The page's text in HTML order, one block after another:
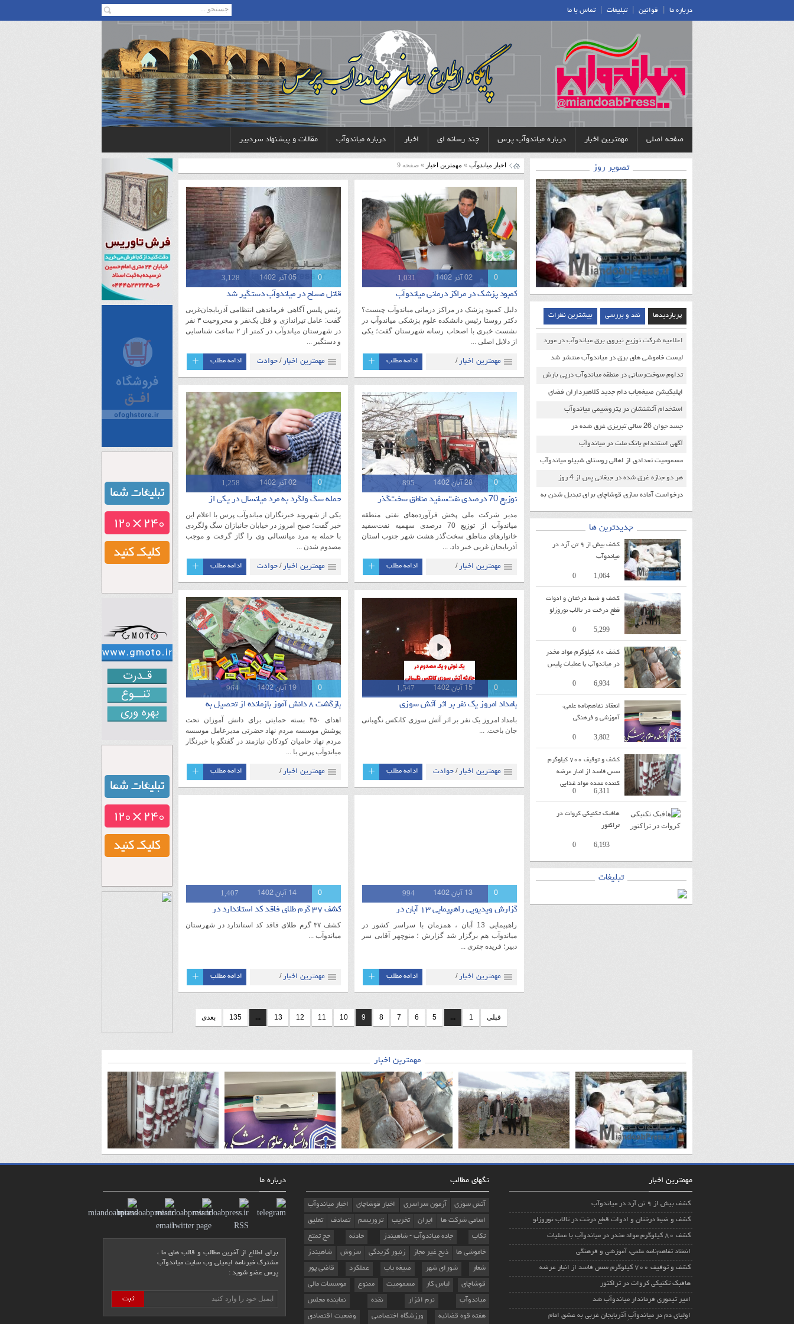
درباره ما قوانین |تبلیغات |تماس با ما
صفحه اصلی مهمترین اخبار درباره میاندوآب پرس چند رسانه ای اخبار درباره میاندوآب مقالات و پیشنهاد سردبیر
تصویر روز
پربازدیدها نقد و بررسی بیشترین نظرات
اعلاعیه شرکت توزیع نیروی برق میاندوآب در مورد
خاموشی های اخیر
لیست خاموشی های برق در میاندوآب منتشر شد
تداوم سوخت‌رسانی در منطقه میاندوآب درپی بارش
سنگین برف
اپلیکیشن صیغه‌‌یاب دام جدید کلاهبرداران فضای
مجازی
استخدام آتشنشان در پتروشیمی میاندوآب
جسد جوان 26 سالی تبریزی غرق شده در
جیغاتی(زرینه رود) از آب بیرون کشیده شد
آگهی استخدام بانک ملت در میاندوآب
مسمومیت تعدادی از اهالی روستای شبیلو میاندوآب
صحت داشت
هر دو جنازه غرق شده در جیغاتی پس از 4 روز
جستجو پیدا شد
درخواست آماده سازی قوشاچای برای تبدیل شدن به
منطقه ویژه اقتصادی
جدیدترین ها
کشف بیش از ۹ تن آرد در
میاندوآب
1,064
0
کشف و ضبط درختان و ادوات
قطع درخت در تالاب نوروزلو
5,299
0
کشف ۸۰ کیلوگرم مواد مخدر
در میاندوآب با عملیات پلیس
6,934
0
انعقاد تفاهم‌نامه علمی،
آموزشی و فرهنگی
3,802
0
کشف و توقیف ۷۰۰ کیلوگرم
سس فاسد از انبار عرضه
کننده عمده مواد غذایی
6,311
0
هافبک تکنیکی کروات در
تراکتور
6,193
0
تبلیغات
اخبار میاندوآب » مهمترین اخبار » صفحه 9
0 05 آذر 1402 3,128
قاتل مسلح در میاندوآب دستگیر شد
رئیس پلیس آگاهی فرماندهی انتظامی آذربایجان‌غربی
گفت: عامل تیراندازی و قتل یک‌نفر و مجروحیت ۳ نفر
در شهرستان میاندوآب در کمتر از ۲ ساعت شناسایی
و دستگیر ...
مهمترین اخبار / حوادث
/میاندوآب/آذربایجان
غربی
ادامه مطلب +
0 02 آذر 1402 1,031
کمبود پزشک در مراکز درمانی میاندوآب
دلیل کمبود پزشک در مراکز درمانی میاندوآب چیست؟
دکتر روستا رئیس دانشکده علوم پزشکی میاندوآب در
نشست خبری با اصحاب رسانه شهرستان گفت؛ یکی
از دلایل اصلی ...
مهمترین اخبار /
میاندوآب/آذربایجان
غربی
ادامه مطلب +
0 02 آذر 1402 1,258
حمله سگ ولگرد به مرد میانسال در یکی از
یکی از شهروند خبرنگاران میاندوآب پرس با اعلام این
خبر گفت؛ صبح امروز در خیابان جانبازان سگ ولگردی
با حمله به مرد میانسالی وی را گاز گرفت و موجب
مصدوم شدن ...
مهمترین اخبار / حوادث
/میاندوآب/آذربایجان
غربی
ادامه مطلب +
0 28 آبان 1402 895
توزیع 70 درصدی نفت‌سفید مناطق سخت‌گذر
مدیر شرکت ملی پخش فرآورده‌های نفتی منطقه
میاندوآب از توزیع 70 درصدی سهمیه نفت‌سفید
خانوارهای مناطق سخت‌گذر هشت شهر جنوب استان
آذربایجان غربی خبر داد. ...
مهمترین اخبار /
میاندوآب/آذربایجان
غربی
ادامه مطلب +
0 19 آبان 1402 964
بازگشت ۸ دانش آموز بازمانده از تحصیل به
اهدای ۳۵۰ بسته حمایتی برای دانش آموزان تحت
پوشش موسسه مردم نهاد حضرتی مدیرعامل موسسه
مردم نهاد حامیان کودکان نیازمند در گفتگو با خبرنگار
میاندوآب پرس با ...
مهمترین اخبار /
میاندوآب/آذربایجان
ادامه مطلب +
0 15 آبان 1402 1,547
بامداد امروز یک نفر بر اثر آتش سوزی
بامداد امروز یک نفر بر اثر آتش سوزی کانکس نگهبانی
جان باخت. ...
مهمترین اخبار / حوادث
/میاندوآب/آذربایجان
ادامه مطلب +
0 14 آبان 1402 1,407
کشف ۳۷ گرم طلای فاقد کد استاندارد در
کشف ۳۷ گرم طلای فاقد کد استاندارد در شهرستان
میاندوآب ...
مهمترین اخبار /
میاندوآب/آذربایجان
غربی
ادامه مطلب +
0 13 آبان 1402 994
گزارش ویدیویی راهپیمایی ۱۳ آبان در
راهپیمایی 13 آبان ، همزمان با سراسر کشور در
میاندوآب هم برگزار شد گزارش ؛ منوچهر آقایی سر
دبیر؛ فریده چتری ...
مهمترین اخبار /
میاندوآب/آذربایجان
غربی/ سیاسی/فیلم و
صوت
ادامه مطلب +
قبلی 1
...
5
6
7
8
9
10
11
12
13
...
135 بعدی
مهمترین اخبار
مهمترین اخبار
کشف بیش از ۹ تن آرد در میاندوآب
کشف و ضبط درختان و ادوات قطع درخت در تالاب نوروزلو
کشف ۸۰ کیلوگرم مواد مخدر در میاندوآب با عملیات
انعقاد تفاهم‌نامه علمی، آموزشی و فرهنگی
کشف و توقیف ۷۰۰ کیلوگرم سس فاسد از انبار عرضه
هافبک تکنیکی کروات در تراکتور
امیر تیموری فرماندار میاندوآب شد
اولیای دم در میاندوآبِ آذربایجان غربی به عشق امام
تگهای مطالب
آتش سوزی آزمون سراسری اخبار قوشاچای
اخبار میاندوآب
اسامی شرکت ها
ایران تخریب تروریسم تصادف
تعلیق
تکاب
جاده میاندوآب - شاهیندژ حادثه
حج تمتع
خاموشی ها
ذبح غیر مجاز زنبور گزیدگی سزوش
شاهیندژ
شعار
شورای شهر صیغه یاب عملکرد
قاضی پور
قوشاچای
لباس کار مسمومیت ممنوع
موسسات مالی
میاندوآب
نرم افزار نقده
نماینده مجلس
هفته قوه قضائیه
ورزشگاه اختصاصی وضعیت اقتصادی
درباره ما
برای اطلاع از آخرین مطالب و قالب های ما ،
مشترک خبرنامه ایمیلی وب سایت میاندوآب
پرس عضو شوید :